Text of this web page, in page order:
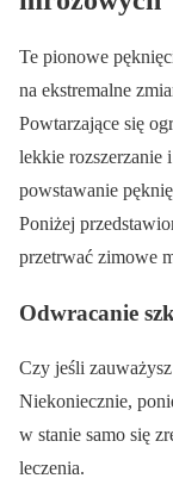
Te pionowe
na ekstremalne
Powtarzające się
lekkie rozszerzanie
powstawanie
Poniżej
przetrwać zimowe
Odwracanie
Czy jeśli
Niekoniecznie,
w stanie samo się
leczenia.